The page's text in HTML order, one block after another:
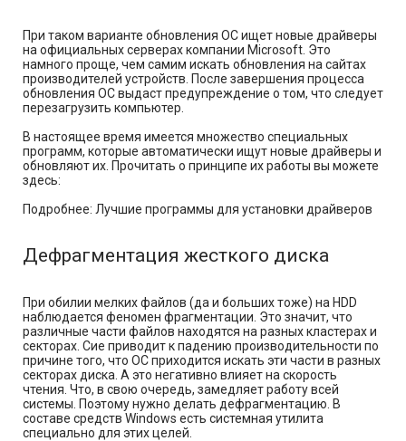
При таком варианте обновления ОС ищет новые драйверы
на официальных серверах компании Microsoft. Это
намного проще, чем самим искать обновления на сайтах
производителей устройств. После завершения процесса
обновления ОС выдаст предупреждение о том, что следует
перезагрузить компьютер.
В настоящее время имеется множество специальных
программ, которые автоматически ищут новые драйверы и
обновляют их. Прочитать о принципе их работы вы можете
здесь:
Подробнее: Лучшие программы для установки драйверов
Дефрагментация жесткого диска
При обилии мелких файлов (да и больших тоже) на HDD
наблюдается феномен фрагментации. Это значит, что
различные части файлов находятся на разных кластерах и
секторах. Сие приводит к падению производительности по
причине того, что ОС приходится искать эти части в разных
секторах диска. А это негативно влияет на скорость
чтения. Что, в свою очередь, замедляет работу всей
системы. Поэтому нужно делать дефрагментацию. В
составе средств Windows есть системная утилита
специально для этих целей.